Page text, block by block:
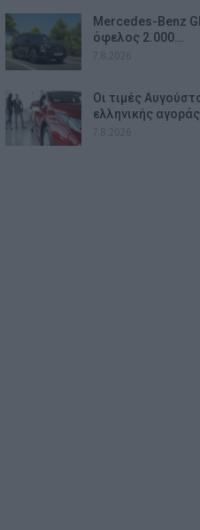
Mercedes-Benz
όφελος 2.000…
Οι τιμές
ελληνικής αγοράς